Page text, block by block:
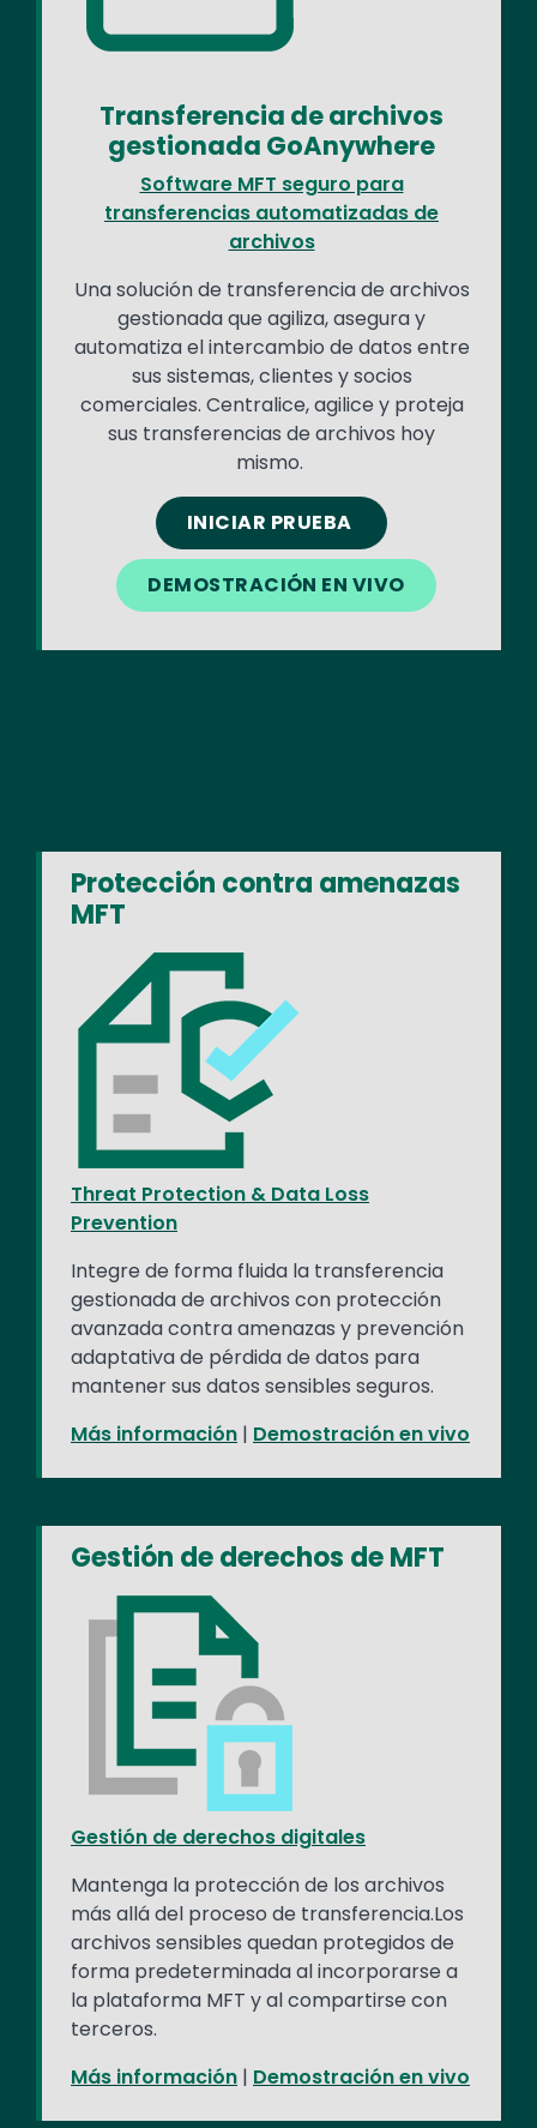
Transferencia de archivos
gestionada GoAnywhere
Software MFT seguro para
transferencias automatizadas de
archivos
Una solución de transferencia de archivos
gestionada que agiliza, asegura y
automatiza el intercambio de datos entre
sus sistemas, clientes y socios
comerciales. Centralice, agilice y proteja
sus transferencias de archivos hoy
mismo.
INICIAR PRUEBA
DEMOSTRACIÓN EN VIVO
Protección contra amenazas
MFT
Threat Protection & Data Loss
Prevention
Integre de forma fluida la transferencia
gestionada de archivos con protección
avanzada contra amenazas y prevención
adaptativa de pérdida de datos para
mantener sus datos sensibles seguros.
Más información | Demostración en vivo
Gestión de derechos de MFT
Gestión de derechos digitales
Mantenga la protección de los archivos
más allá del proceso de transferencia.Los
archivos sensibles quedan protegidos de
forma predeterminada al incorporarse a
la plataforma MFT y al compartirse con
terceros.
Más información | Demostración en vivo